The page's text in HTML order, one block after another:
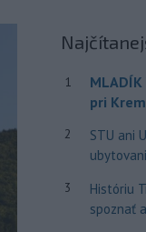
1
MLADÍK
pri
2
STU ani
3
Históriu
spoznať